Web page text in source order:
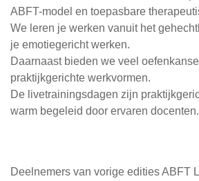
ABFT-model en toepasbare
We leren je werken vanuit het
je emotiegericht werken.
Daarnaast bieden we veel
praktijkgerichte werkvormen.
De livetrainingsdagen zijn
warm begeleid door ervaren docenten.
Deelnemers van vorige edities ABFT